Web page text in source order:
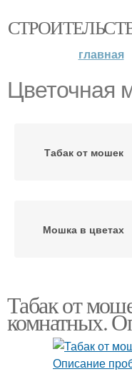
главная
Цветочная
Табак от мошек
Мошка в цветах
Мошка в квартире
Табак от
комнатных.